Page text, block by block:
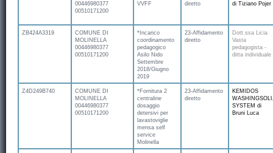
00446980377
00510171200
VVFF
diretto
di Tiziano Pojer
ZB424A3319
COMUNE DI
MOLINELLA
00446980377
00510171200
*Incarico
coordinamento
pedagogico
Asilo Nido
Settembre
2018/Giugno
2019
23-Affidamento
diretto
Dott.ssa Licia
Vasta
pedagogista -
ditta individuale
Z4D249B740
COMUNE DI
MOLINELLA
00446980377
00510171200
*Fornitura 2
centraline
dosaggio
detersivi per
lavastoviglie
mensa self
service
Molinella
23-Affidamento
diretto
KEMIDOS
SYSTEM di
Bruni Luca